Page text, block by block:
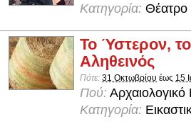
Κατηγορία: Θέατρο
Το Ύστερον,
Αληθεινός
Πότε: 31 Οκτωβρίου έως 15
Πού:
Κατηγορία: